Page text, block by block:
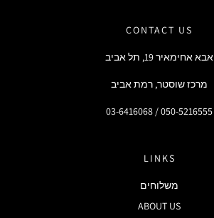
CONTACT US
אבא אחימאיר 19, תל אביב
מרכז שוסטר, רמת אביב
03-6416068 / 050-5216555
LINKS
משלוחים
ABOUT US